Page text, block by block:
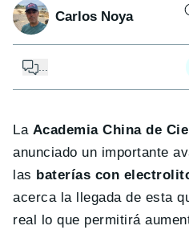
Carlos Noya
...
La Academia China de
anunciado un importante
las baterías con
acerca la llegada de esta
real lo que permitirá